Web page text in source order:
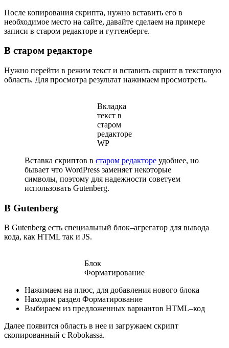
После копирования скрипта, нужно вставить его в
необходимое место на сайте, давайте сделаем на примере
записи в старом редакторе и гуттенберге.
В старом редакторе
Нужно перейти в режим текст и вставить скрипт в текстовую
область. Для просмотра результат нажимаем просмотреть.
Вкладка
текст в
старом
редакторе
WP
Вставка скриптов в старом редакторе удобнее, но
бывает что WordPress заменяет некоторые
символы, поэтому для надежности советуем
использовать Gutenberg.
В Gutenberg
В Gutenberg есть специальный блок–агрегатор для вывода
кода, как HTML так и JS.
Блок
Форматирование
Нажимаем на плюс, для добавления нового блока
Находим раздел Форматирование
Выбираем из предложенных вариантов HTML–код
Далее появится область в нее и загружаем скрипт
скопированный с Robokassa.